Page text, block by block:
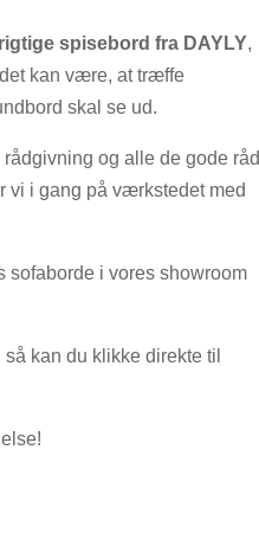
spisebord fra DAYLY,
kan være, at træffe
skal se ud.
og alle de gode råd
vi i gang på værkstedet med
sofaborde i vores showroom
kan du klikke direkte til